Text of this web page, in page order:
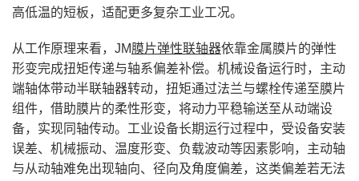
高低温的短板，适配更多复杂工业工况。
从工作原理来看，JM膜片弹性联轴器依靠金属膜片的弹性
形变完成扭矩传递与轴系偏差补偿。机械设备运行时，主动
端轴体带动半联轴器转动，扭矩通过法兰与螺栓传递至膜片
组件，借助膜片的柔性形变，将动力平稳输送至从动端设
备，实现同轴传动。工业设备长期运行过程中，受设备安装
误差、机械振动、温度形变、负载波动等因素影响，主动轴
与从动轴难免出现轴向、径向及角度偏差，这类偏差若无法